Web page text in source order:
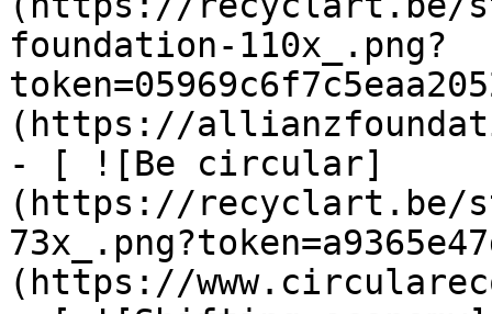
foundation-110x_.png?
(https://
- [ ![Be circular]
(https://recyclart.be/
(https://